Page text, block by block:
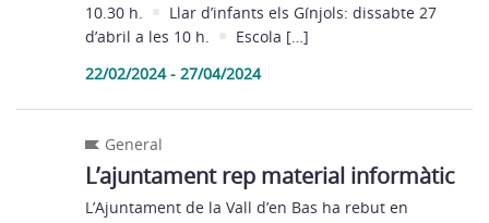
10.30 h.
Llar d’infants els Gínjols: dissabte 27
d’abril a les 10 h.
Escola […]
22/02/2024 - 27/04/2024
General
L’ajuntament rep material informàtic
L’Ajuntament de la Vall d’en Bas ha rebut en